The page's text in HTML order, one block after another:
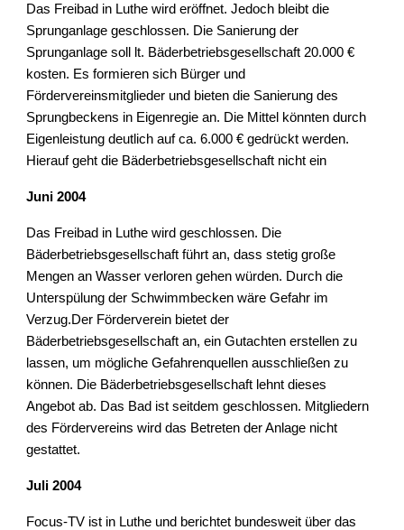
Das Freibad in Luthe wird eröffnet. Jedoch bleibt die
Sprunganlage geschlossen. Die Sanierung der
Sprunganlage soll lt. Bäderbetriebsgesellschaft 20.000 €
kosten. Es formieren sich Bürger und
Fördervereinsmitglieder und bieten die Sanierung des
Sprungbeckens in Eigenregie an. Die Mittel könnten durch
Eigenleistung deutlich auf ca. 6.000 € gedrückt werden.
Hierauf geht die Bäderbetriebsgesellschaft nicht ein
Juni 2004
Das Freibad in Luthe wird geschlossen. Die
Bäderbetriebsgesellschaft führt an, dass stetig große
Mengen an Wasser verloren gehen würden. Durch die
Unterspülung der Schwimmbecken wäre Gefahr im
Verzug.Der Förderverein bietet der
Bäderbetriebsgesellschaft an, ein Gutachten erstellen zu
lassen, um mögliche Gefahrenquellen ausschließen zu
können. Die Bäderbetriebsgesellschaft lehnt dieses
Angebot ab. Das Bad ist seitdem geschlossen. Mitgliedern
des Fördervereins wird das Betreten der Anlage nicht
gestattet.
Juli 2004
Focus-TV ist in Luthe und berichtet bundesweit über das